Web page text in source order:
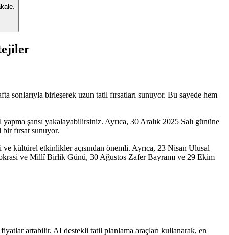
sonlarıyla birleşerek uzun tatil fırsatları sunuyor. Bu sayede hem
şansı yakalayabilirsiniz. Ayrıca, 30 Aralık 2025 Salı gününe
fırsat sunuyor.
kültürel etkinlikler açısından önemli. Ayrıca, 23 Nisan Ulusal
ve Millî Birlik Günü, 30 Ağustos Zafer Bayramı ve 29 Ekim
artabilir. AI destekli tatil planlama araçları kullanarak, en